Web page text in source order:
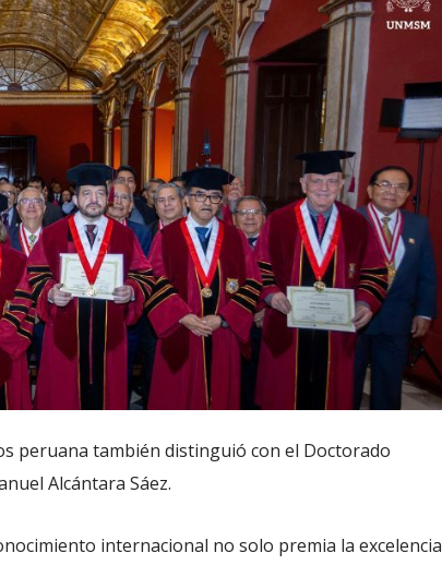
peruana también distinguió con el Doctorado
Alcántara Sáez.
internacional no solo premia la excelencia